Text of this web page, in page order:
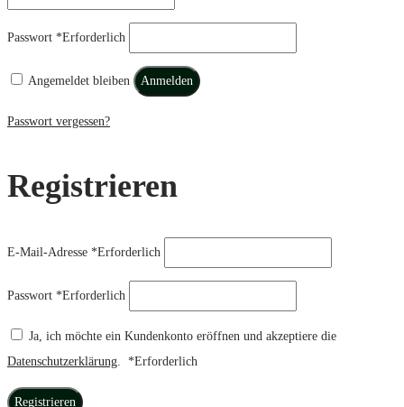
Passwort *Erforderlich
Angemeldet bleiben Anmelden
Passwort vergessen?
Registrieren
E-Mail-Adresse *Erforderlich
Passwort *Erforderlich
Ja, ich möchte ein Kundenkonto eröffnen und akzeptiere die
Datenschutzerklärung
*Erforderlich
Registrieren